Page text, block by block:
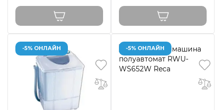
-5% ОНЛАЙН -5% ОНЛАЙН